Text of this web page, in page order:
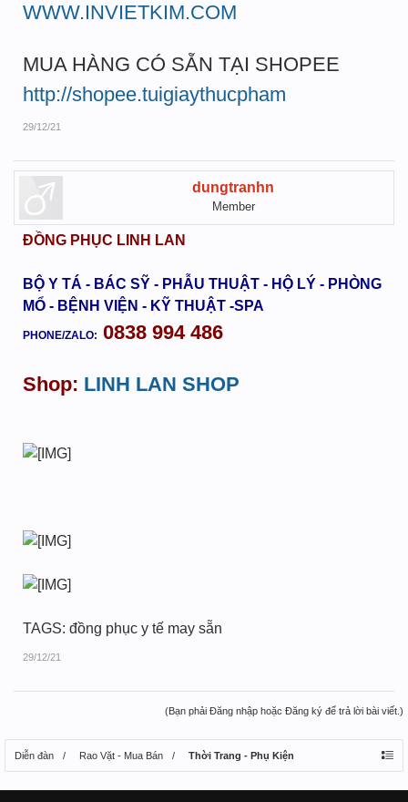
WWW.INVIETKIM.COM
MUA HÀNG CÓ SẴN TẠI SHOPEE
http://shopee.tuigiaythucpham
29/12/21
dungtranhn
Member
ĐỒNG PHỤC LINH LAN
BỘ Y TÁ - BÁC SỸ - PHẪU THUẬT - HỘ LÝ - PHÒNG
MỔ - BỆNH VIỆN - KỸ THUẬT -SPA
PHONE/ZALO: 0838 994 486
Shop: LINH LAN SHOP
TAGS: đồng phục y tế may sẵn
29/12/21
(Bạn phải Đăng nhập hoặc Đăng ký để trả lời bài viết.)
Diễn đàn Rao Vặt - Mua Bán Thời Trang - Phụ Kiện